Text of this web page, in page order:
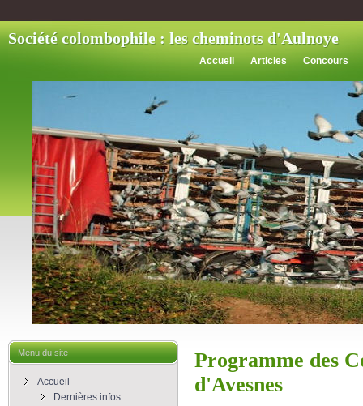
Société colombophile : les cheminots d'Aulnoye
Accueil Articles Concours
Menu du site
Accueil
Dernières infos
Programme des
d'Avesnes